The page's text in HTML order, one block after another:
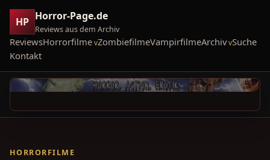
HP Horror-Page.de
Reviews aus dem Archiv
ReviewsHorrorfilme ZombiefilmeVampirfilmeArchiv Suche
Kontakt
HORRORFILME